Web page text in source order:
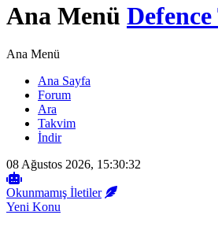
Ana Menü
Ana Menü
Ana Sayfa
Forum
Ara
Takvim
İndir
08 Ağustos 2026, 15:30:32
Okunmamış İletiler
Yeni Konu